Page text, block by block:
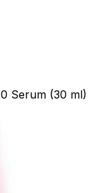
Serum (30 ml)